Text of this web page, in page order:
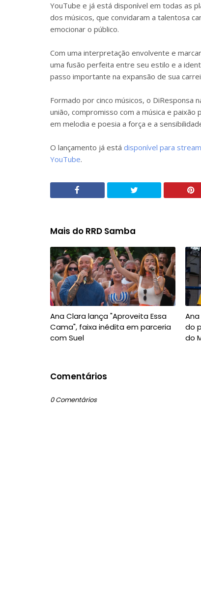
YouTube e já está disponível em todas as
dos músicos, que convidaram a talentosa
emocionar o público.
Com uma interpretação envolvente e
uma fusão perfeita entre seu estilo e a
passo importante na expansão de sua
Formado por cinco músicos, o DiResponsa
união, compromisso com a música e paixão
em melodia e poesia a força e a
O lançamento já está disponível para
YouTube.
Mais do RRD Samba
Ana Clara lança "Aproveita Essa
Cama", faixa inédita em parceria
com Suel
do
do
Comentários
0 Comentários